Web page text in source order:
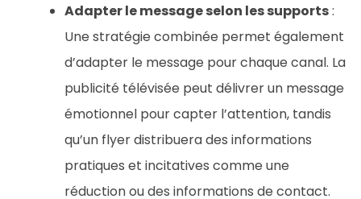
Adapter le message selon les supports:
Une stratégie combinée permet également
d’adapter le message pour chaque canal. La
publicité télévisée peut délivrer un message
émotionnel pour capter l’attention, tandis
qu’un flyer distribuera des informations
pratiques et incitatives comme une
réduction ou des informations de contact.